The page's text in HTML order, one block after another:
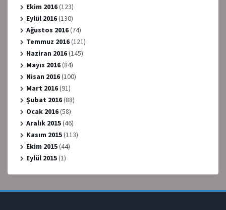
Ekim 2016(123)
Eylül 2016(130)
Ağustos 2016(74)
Temmuz 2016(121)
Haziran 2016(145)
Mayıs 2016(84)
Nisan 2016(100)
Mart 2016(91)
Şubat 2016(88)
Ocak 2016(58)
Aralık 2015(46)
Kasım 2015(113)
Ekim 2015(44)
Eylül 2015(1)